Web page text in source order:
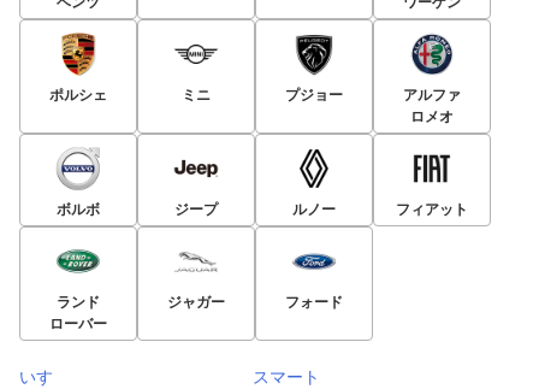
ポルシェ ミニ プジョー
アルファ
ロメオ
ボルボ ジープ ルノー フィアット
ランド
ローバー
ジャガー フォード
いすゞ
スマート